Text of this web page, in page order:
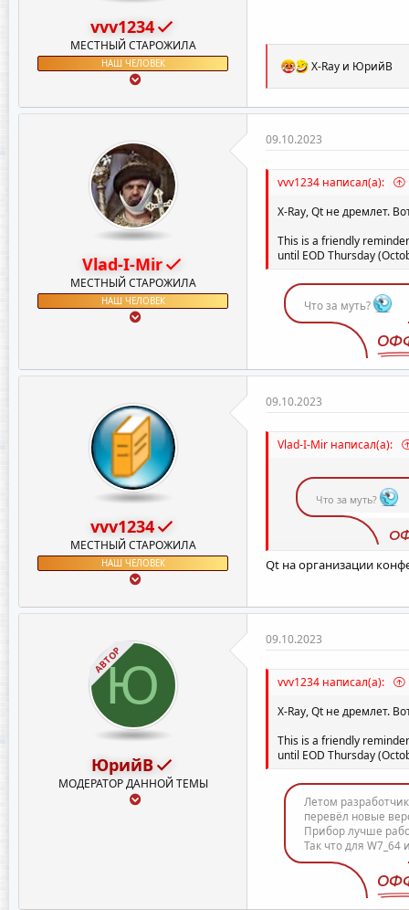
vvv1234
МЕСТНЫЙ СТАРОЖИЛА
НАШ ЧЕЛОВЕК
Р
а
к
и
X-Ray и ЮрийВ
Vlad-I-Mir
МЕСТНЫЙ СТАРОЖИЛА
НАШ ЧЕЛОВЕК
09.10.2023
vvv1234 написал(а):
X-Ray, Qt не дремлет.
This is a friendly
until EOD Thursday
Что за муть?
vvv1234
МЕСТНЫЙ СТАРОЖИЛА
НАШ ЧЕЛОВЕК
09.10.2023
Vlad-I-Mir написал(а):
Что за муть?
Qt на организации
АВТОР
Ю
ЮрийВ
МОДЕРАТОР ДАННОЙ ТЕМЫ
09.10.2023
vvv1234 написал(а):
X-Ray, Qt не дремлет.
This is a friendly
until EOD Thursday
Летом
перевёл новые
Прибор лучше
Так что для W7_64